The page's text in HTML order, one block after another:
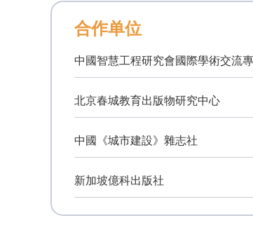
合作单位
中國智慧工程研究會國際學術交流
北京春城教育出版物研究中心
中國《城市建設》雜志社
新加坡億科出版社